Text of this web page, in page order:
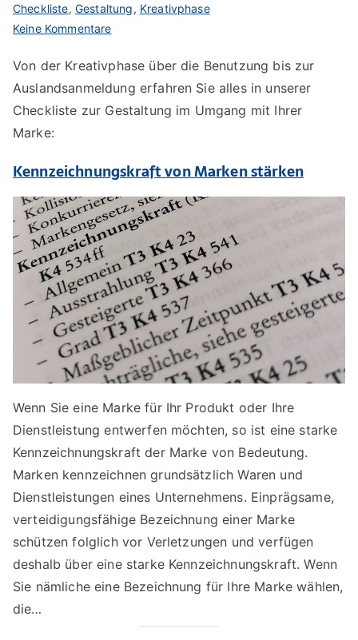
Checkliste, Gestaltung, Kreativphase
Keine Kommentarezu
7
Stationen
der
Von der Kreativphase über die Benutzung bis zur
Auslandsanmeldung erfahren Sie alles in unserer
Checkliste zur Gestaltung im Umgang mit Ihrer
Marke:
Kennzeichnungskraft von Marken stärken
Wenn Sie eine Marke für Ihr Produkt oder Ihre
Dienstleistung entwerfen möchten, so ist eine starke
Kennzeichnungskraft der Marke von Bedeutung.
Marken kennzeichnen grundsätzlich Waren und
Dienstleistungen eines Unternehmens. Einprägsame,
verteidigungsfähige Bezeichnung einer Marke
schützen folglich vor Verletzungen und verfügen
deshalb über eine starke Kennzeichnungskraft. Wenn
Sie nämliche eine Bezeichnung für Ihre Marke wählen,
die…